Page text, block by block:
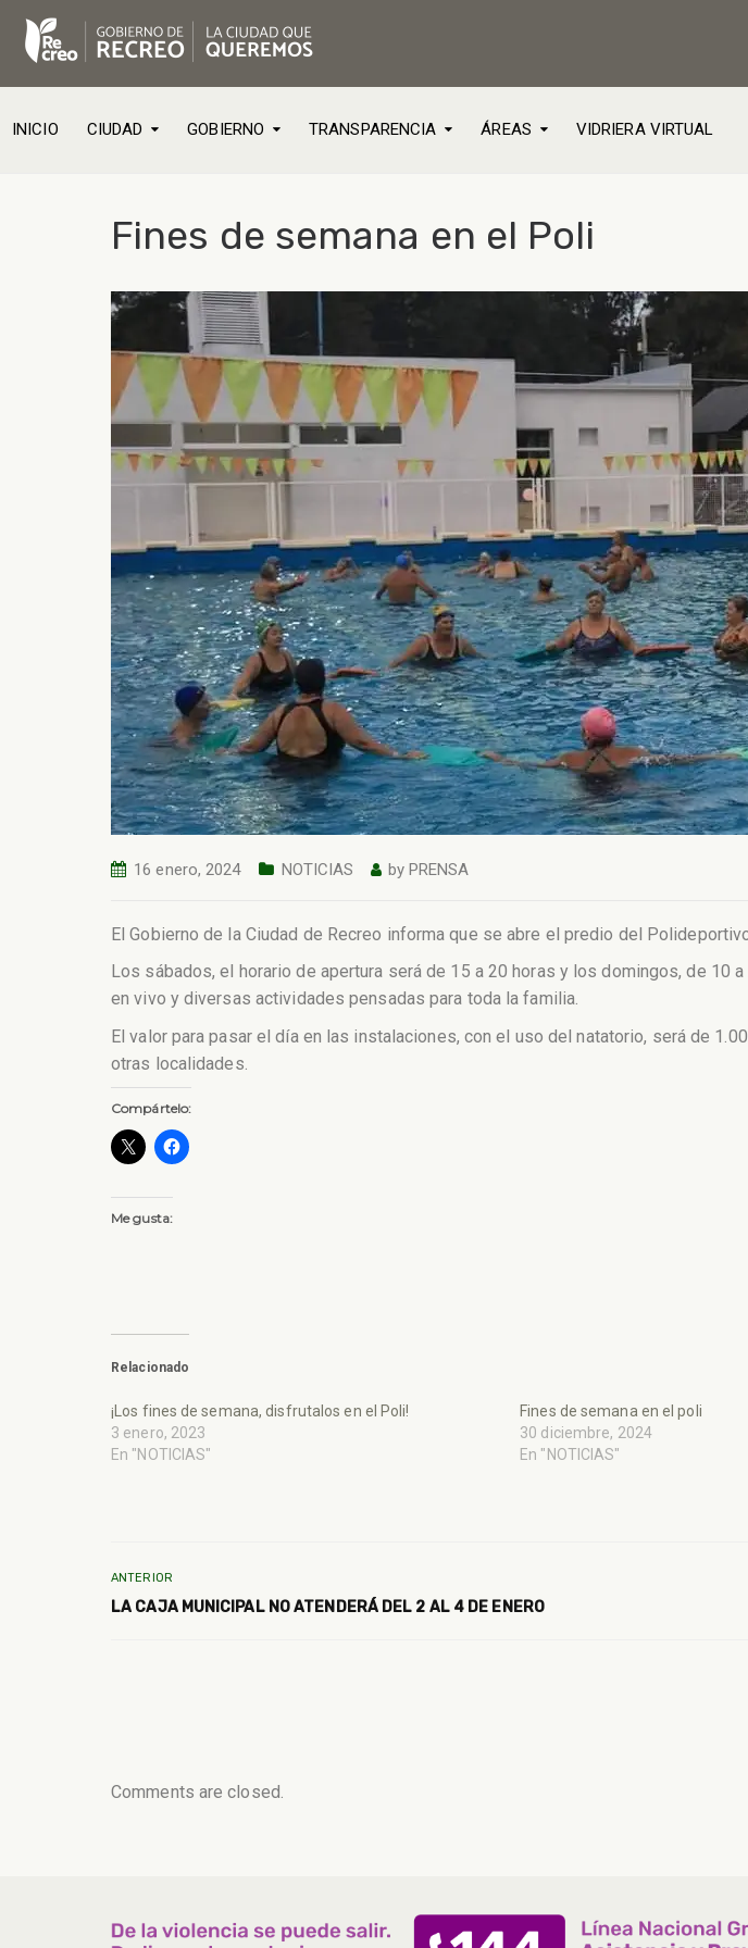
INICIO CIUDAD GOBIERNO TRANSPARENCIA ÁREAS VIDRIERA VIRTUAL
Fines de semana en el Poli
16 enero, 2024 NOTICIAS by PRENSA
El Gobierno de la Ciudad de Recreo informa que se abre el predio del
Los sábados, el horario de apertura será de 15 a 20 horas y los domingos, de 10
en vivo y diversas actividades pensadas para toda la familia.
El valor para pasar el día en las instalaciones, con el uso del natatorio, será de
otras localidades.
Compártelo:
Me gusta:
Relacionado
¡Los fines de semana, disfrutalos en el Poli!
3 enero, 2023
En "NOTICIAS"
Fines de semana en el poli
30 diciembre, 2024
En "NOTICIAS"
ANTERIOR
LA CAJA MUNICIPAL NO ATENDERÁ DEL 2 AL 4 DE ENERO
Comments are closed.